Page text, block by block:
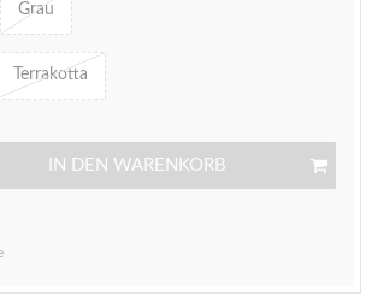
Grau
Terrakotta
IN DEN WARENKORB